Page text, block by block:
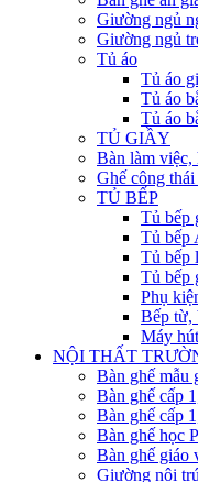
Giường ngủ
Giường ngủ
Tủ áo
Tủ áo
Tủ áo
Tủ áo
TỦ GIẦY
Bàn làm việc,
Ghế công
TỦ BẾP
Tủ bếp
Tủ bếp
Tủ bếp
Tủ bếp
Phụ
Bếp từ,
Máy
NỘI THẤT
Bàn ghế mẫu
Bàn ghế cấp
Bàn ghế cấp
Bàn ghế học
Bàn ghế giáo
Giường nội trú